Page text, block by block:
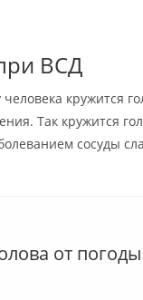
ВСД
кружится
Так кружится
сосуды
от погоды